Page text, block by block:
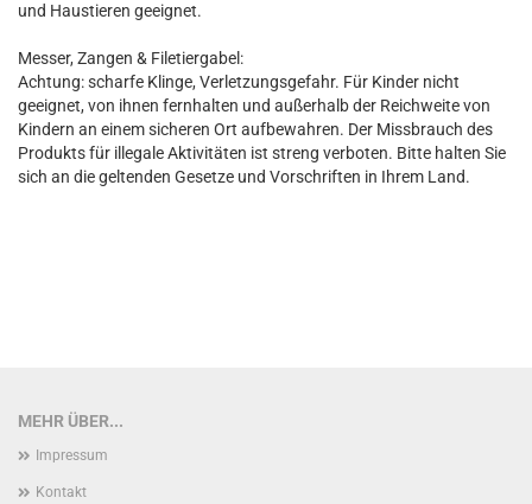
und Haustieren geeignet.
Messer, Zangen & Filetiergabel:
Achtung: scharfe Klinge, Verletzungsgefahr. Für Kinder nicht
geeignet, von ihnen fernhalten und außerhalb der Reichweite von
Kindern an einem sicheren Ort aufbewahren. Der Missbrauch des
Produkts für illegale Aktivitäten ist streng verboten. Bitte halten Sie
sich an die geltenden Gesetze und Vorschriften in Ihrem Land.
MEHR ÜBER...
Impressum
Kontakt